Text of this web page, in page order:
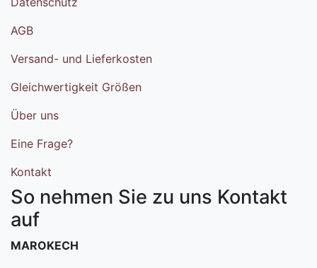
AGB
Versand- und Lieferkosten
Gleichwertigkeit Größen
Über uns
Eine Frage?
Kontakt
So nehmen Sie zu uns Kontakt
auf
MAROKECH